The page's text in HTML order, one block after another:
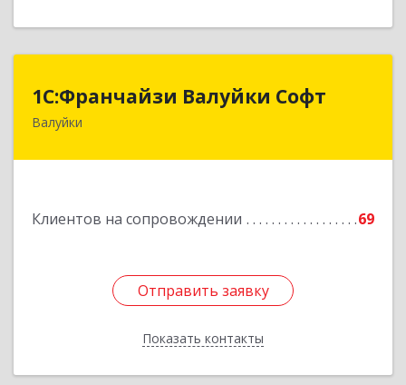
1С:Франчайзи Валуйки Софт
Валуйки
Клиентов на сопровождении 69
Отправить заявку
Показать контакты
1С:Франчайзи Валуйки Софт
309996, Белгородская обл, Валуйки г, Горького,
Отправить заявку
Назад